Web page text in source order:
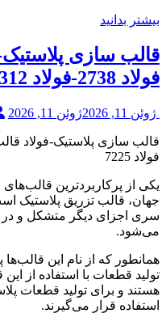
بیشتر بدانید
قالب سازی
فولاد 2738-فولاد 2312-فولاد 7225
ژوئن 11, 2026 ژوئن 11, 2026
فولاد 7225
یکی از پرکاربردترین
جهان، قالب تزریق پلاستیک
سری اجزای دیگر متشکل و در
می‌شود.
همانطور که از نام این
تولید قطعات با استفاده از
هستند و برای تولید قطعات
استفاده قرار می‌گیرند.